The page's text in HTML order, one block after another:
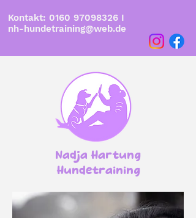
Kontakt: 0160 97098326 I
nh-hundetraining@web.de
Nadja Hartung
Hundetraining